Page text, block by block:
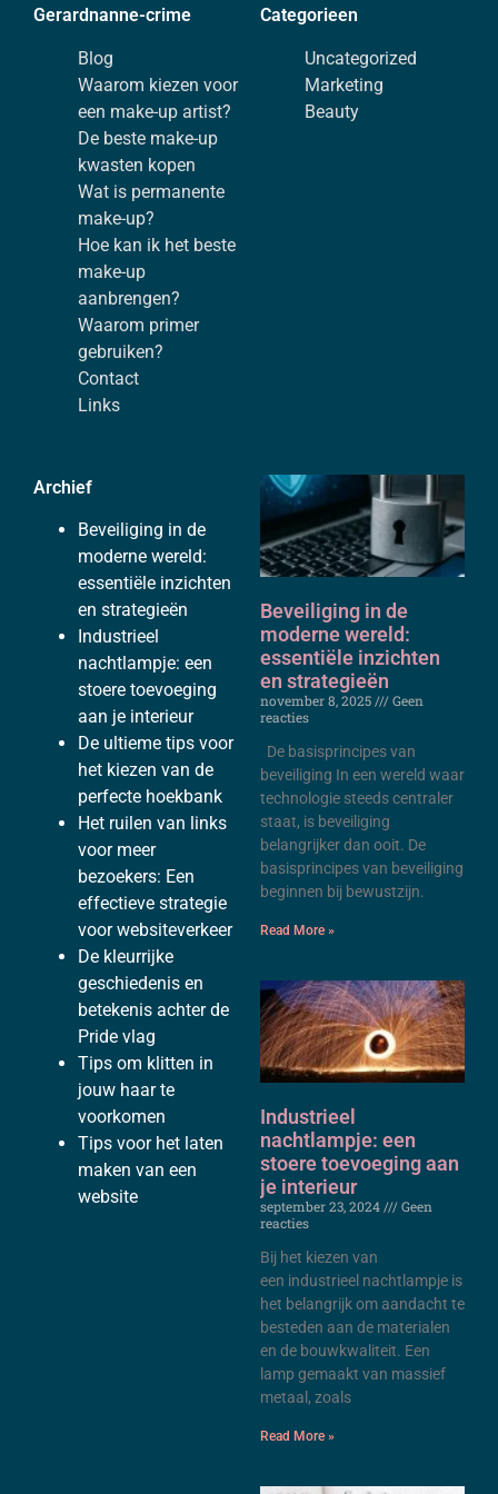
Gerardnanne-crime
Blog
Waarom kiezen voor
een make-up artist?
De beste make-up
kwasten kopen
Wat is permanente
make-up?
Hoe kan ik het beste
make-up
aanbrengen?
Waarom primer
gebruiken?
Contact
Links
Categorieen
Uncategorized
Marketing
Beauty
Archief
Beveiliging in de
moderne wereld:
essentiële inzichten
en strategieën
Industrieel
nachtlampje: een
stoere toevoeging
aan je interieur
De ultieme tips voor
het kiezen van de
perfecte hoekbank
Het ⁣ruilen van links
voor meer
bezoekers: Een
effectieve strategie
voor ⁤websiteverkeer
De kleurrijke
geschiedenis en
betekenis achter de
Pride vlag
Tips om klitten in
jouw haar te
voorkomen
Tips voor het laten
maken van een
website
Beveiliging in de
moderne wereld:
essentiële inzichten
en strategieën
november 8, 2025
Geen
reacties
De basisprincipes van
beveiliging In een wereld waar
technologie steeds centraler
staat, is beveiliging
belangrijker dan ooit. De
basisprincipes van beveiliging
beginnen bij bewustzijn.
Read More »
Industrieel
nachtlampje: een
stoere toevoeging aan
je interieur
september 23, 2024
Geen
reacties
Bij het kiezen van
een industrieel nachtlampje is
het belangrijk om aandacht te
besteden aan de materialen
en de bouwkwaliteit. Een
lamp gemaakt van massief
metaal, zoals
Read More »